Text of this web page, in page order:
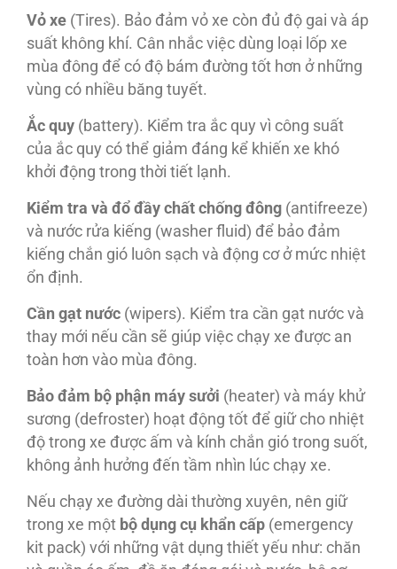
Vỏ xe (Tires). Bảo đảm vỏ xe còn đủ độ gai và áp
suất không khí. Cân nhắc việc dùng loại lốp xe
mùa đông để có độ bám đường tốt hơn ở những
vùng có nhiều băng tuyết.
Ắc quy (battery). Kiểm tra ắc quy vì công suất
của ắc quy có thể giảm đáng kể khiến xe khó
khởi động trong thời tiết lạnh.
Kiểm tra và đổ đầy chất chống đông (antifreeze)
và nước rửa kiếng (washer fluid) để bảo đảm
kiếng chắn gió luôn sạch và động cơ ở mức nhiệt
ổn định.
Cần gạt nước (wipers). Kiểm tra cần gạt nước và
thay mới nếu cần sẽ giúp việc chạy xe được an
toàn hơn vào mùa đông.
Bảo đảm bộ phận máy sưởi (heater) và máy khử
sương (defroster) hoạt động tốt để giữ cho nhiệt
độ trong xe được ấm và kính chắn gió trong suốt,
không ảnh hưởng đến tầm nhìn lúc chạy xe.
Nếu chạy xe đường dài thường xuyên, nên giữ
trong xe một bộ dụng cụ khẩn cấp (emergency
kit pack) với những vật dụng thiết yếu như: chăn